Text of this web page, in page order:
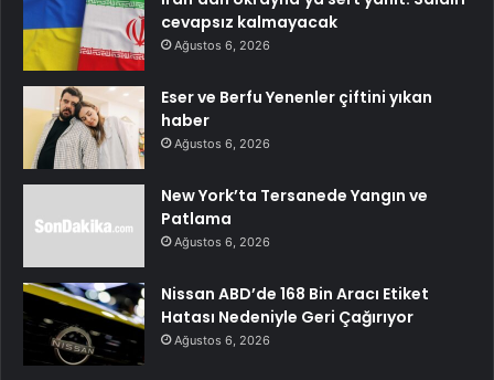
cevapsız kalmayacak
Ağustos 6, 2026
Eser ve Berfu Yenenler çiftini yıkan
haber
Ağustos 6, 2026
New York’ta Tersanede Yangın ve
Patlama
Ağustos 6, 2026
Nissan ABD’de 168 Bin Aracı Etiket
Hatası Nedeniyle Geri Çağırıyor
Ağustos 6, 2026